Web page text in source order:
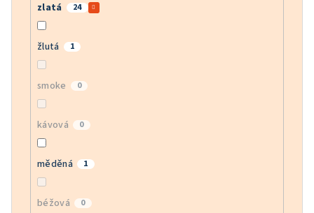
zlatá 24
žlutá 1
smoke 0
kávová 0
měděná 1
béžová 0